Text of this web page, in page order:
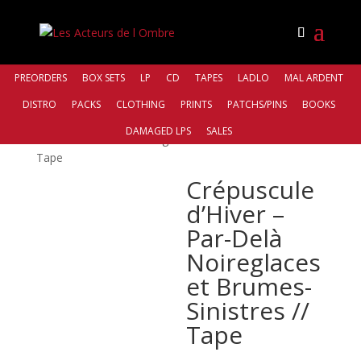
PREORDERS BOX SETS LP CD TAPES LADLO
MAL ARDENT
DISTRO
PACKS CLOTHING PRINTS PATCHS/PINS
BOOKS
DAMAGED LPS
SALES
d’Hiver – Par​-​Delà Noireglaces et Brumes​-​Sinistres //
Tape
Crépuscule
d’Hiver –
Par​-​Delà
Noireglaces
et Brumes​-​
Sinistres //
Tape